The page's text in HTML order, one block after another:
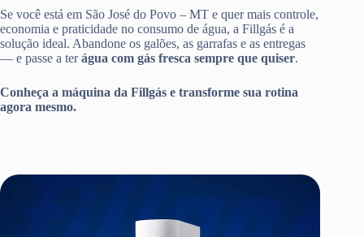
Se você está em São José do Povo – MT e quer mais controle,
economia e praticidade no consumo de água, a Fillgás é a
solução ideal. Abandone os galões, as garrafas e as entregas
— e passe a terágua com gás fresca sempre que quiser.
Conheça a máquina da Fillgás e transforme sua rotina
agora mesmo.